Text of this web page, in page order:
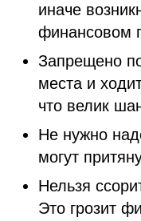
иначе
финансовом
Запрещено
места и
что велик
Не нужно
могут
Нельзя
Это грозит